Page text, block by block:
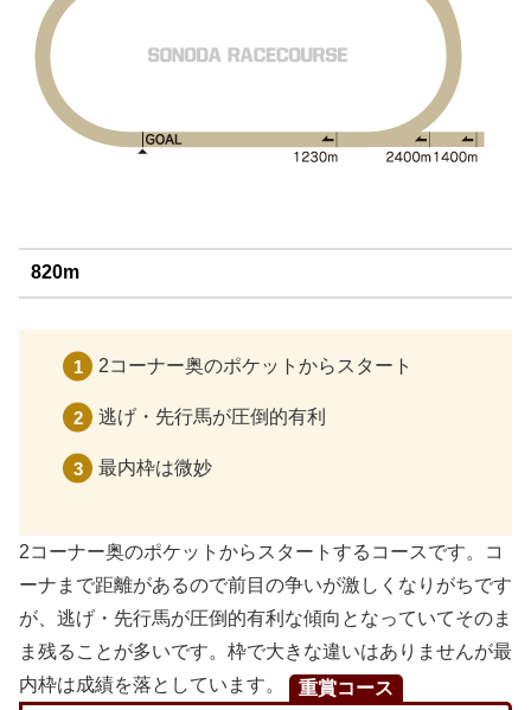
820m
2コーナー奥のポケットからスタート
逃げ・先行馬が圧倒的有利
最内枠は微妙
2コーナー奥のポケットからスタートするコースです。コ
ーナまで距離があるので前目の争いが激しくなりがちです
が、逃げ・先行馬が圧倒的有利な傾向となっていてそのま
ま残ることが多いです。枠で大きな違いはありませんが最
内枠は成績を落としています。
重賞コース